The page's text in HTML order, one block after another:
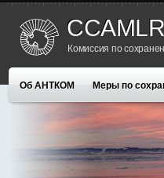
CCAMLR
Комиссия по
Об АНТКОМ Меры по